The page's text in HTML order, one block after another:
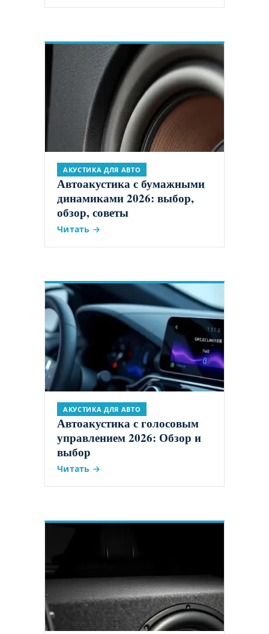
АКУСТИКА ДЛЯ АВТО
Автоакустика с бумажными
динамиками 2026: выбор,
обзор, советы
Читать →
АКУСТИКА ДЛЯ АВТО
Автоакустика с голосовым
управлением 2026: Обзор и
выбор
Читать →